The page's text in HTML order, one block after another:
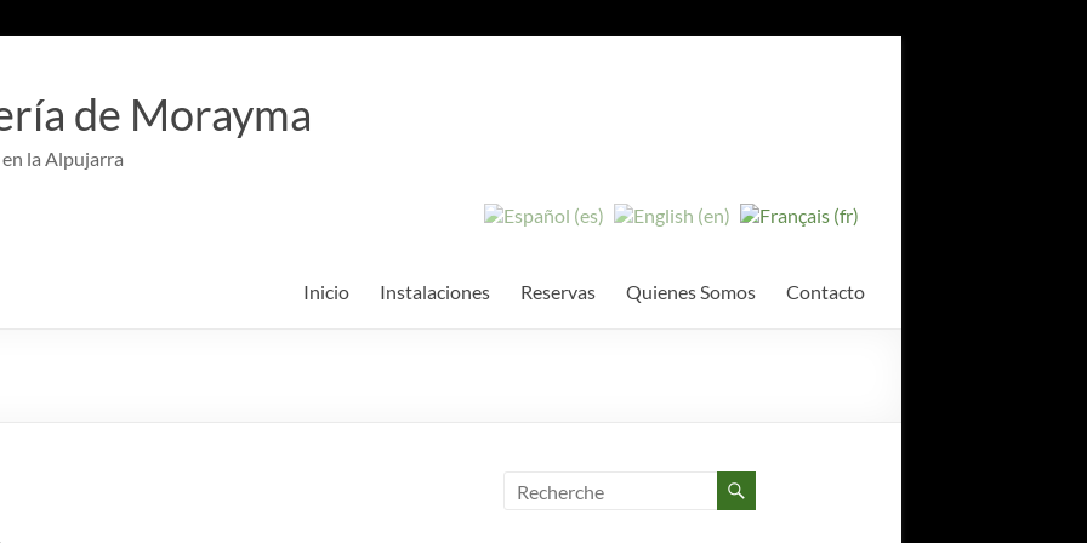
de Morayma
la Alpujarra
Inicio Instalaciones Reservas Quienes Somos Contacto